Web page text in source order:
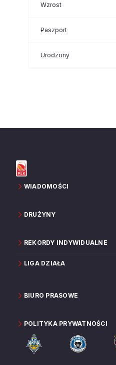
Wzrost
Paszport
Urodzony
WIADOMOŚCI
DRUŻYNY
REKORDY INDYWIDUALNE
LIGA DZIAŁA
BIURO PRASOWE
POLITYKA PRYWATNOŚCI